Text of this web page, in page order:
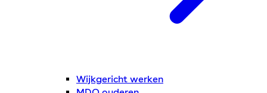
Wijkgericht werken